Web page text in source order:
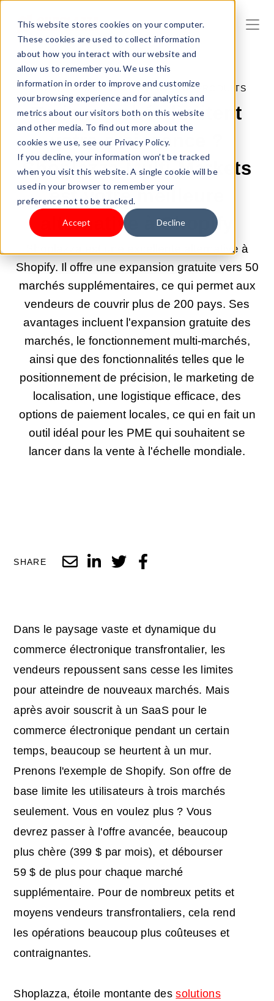
This website stores cookies on your computer.
These cookies are used to collect information
about how you interact with our website and
allow us to remember you. We use this
information in order to improve and customize
your browsing experience and for analytics and
metrics about our visitors both on this website
and other media. To find out more about the
cookies we use, see our Privacy Policy.
If you decline, your information won’t be tracked
when you visit this website. A single cookie will be
used in your browser to remember your
preference not to be tracked.
Accept Decline
7 MARS 2025 02:00:00 |VENTE DE PRODUITS
Trois marchés limitent
votre croissance ?
Shoplazza Multi-Markets
est votre meilleure
alternative à Shopify
Shoplazza est une excellente alternative à
Shopify. Il offre une expansion gratuite vers 50
marchés supplémentaires, ce qui permet aux
vendeurs de couvrir plus de 200 pays. Ses
avantages incluent l'expansion gratuite des
marchés, le fonctionnement multi-marchés,
ainsi que des fonctionnalités telles que le
positionnement de précision, le marketing de
localisation, une logistique efficace, des
options de paiement locales, ce qui en fait un
outil idéal pour les PME qui souhaitent se
lancer dans la vente à l'échelle mondiale.
SHARE
Dans le paysage vaste et dynamique du
commerce électronique transfrontalier, les
vendeurs repoussent sans cesse les limites
pour atteindre de nouveaux marchés. Mais
après avoir souscrit à un SaaS pour le
commerce électronique pendant un certain
temps, beaucoup se heurtent à un mur.
Prenons l'exemple de Shopify. Son offre de
base limite les utilisateurs à trois marchés
seulement. Vous en voulez plus ? Vous
devrez passer à l'offre avancée, beaucoup
plus chère (399 $ par mois), et débourser
59 $ de plus pour chaque marché
supplémentaire. Pour de nombreux petits et
moyens vendeurs transfrontaliers, cela rend
les opérations beaucoup plus coûteuses et
contraignantes.
Shoplazza, étoile montante dessolutions